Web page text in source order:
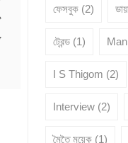
ফেসবুক (2)
ট্রেন্ড (1)
I S Thigom (2)
Interview (2)
মৈতৈ ময়েক (1)